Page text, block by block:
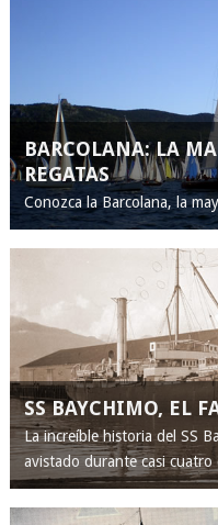
BARCOLANA: LA
REGATAS
Conozca la Barcolana, la
SS BAYCHIMO, EL
La increíble historia del SS
avistado durante casi cuatro